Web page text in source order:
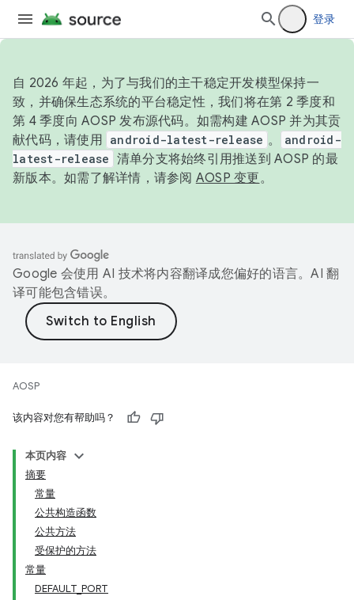
登录
自 2026 年起，为了与我们的主干稳定开发模型保持一
致，并确保生态系统的平台稳定性，我们将在第 2 季度和
第 4 季度向 AOSP 发布源代码。如需构建 AOSP 并为其贡
献代码，请使用 android-latest-release 。
android-
latest-release 清单分支将始终引用推送到 AOSP 的最
新版本。如需了解详情，请参阅 AOSP 变更。
Google 会使用 AI 技术将内容翻译成您偏好的语言。AI 翻
译可能包含错误。
AOSP
该内容对您有帮助吗？
本页内容
摘要
常量
公共构造函数
公共方法
受保护的方法
常量
DEFAULT_PORT